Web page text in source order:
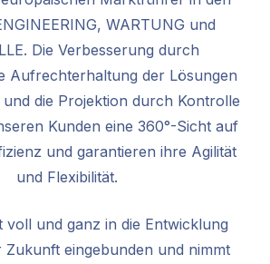
WARTUNG und
Die Verbesserung durch
Aufrechterhaltung der Lösungen
die Projektion durch Kontrolle
Kunden eine 360°-Sicht auf
und garantieren ihre Agilität
und Flexibilität.
voll und ganz in die Entwicklung
Zukunft eingebunden und nimmt